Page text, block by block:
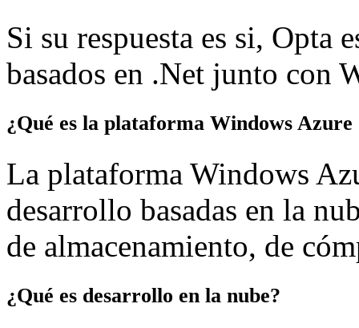
Si su respuesta es si, Opta
basados en .Net junto con
¿Qué es la plataforma Windows Azure
La plataforma Windows
desarrollo basadas en la
de almacenamiento, de
¿Qué es desarrollo en la nube?